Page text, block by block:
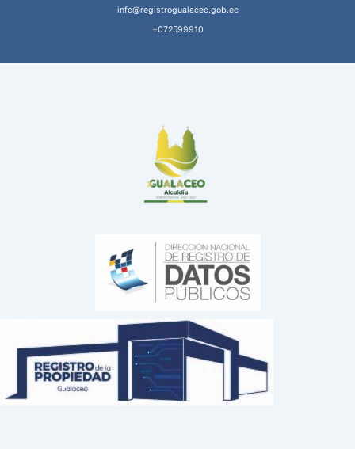
info@registrogualaceo.gob.ec
+072599910